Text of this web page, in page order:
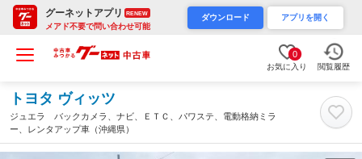
グーネットアプリ RENEW
メアド不要で問い合わせ可能
ダウンロード アプリを開く
0
お気に入り 閲覧履歴
トヨタ ヴィッツ
ジュエラ バックカメラ、ナビ、ＥＴＣ、パワステ、電動格納ミラ
ー、レンタアップ車（沖縄県）